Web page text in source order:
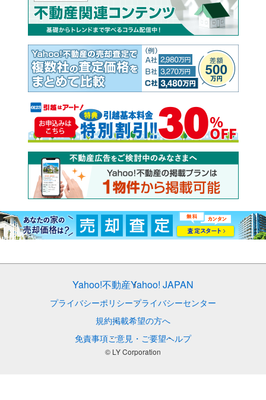
Yahoo!不動産Yahoo! JAPAN
プライバシーポリシープライバシーセンター
規約掲載希望の方へ
免責事項ご意見・ご要望ヘルプ
© LY Corporation